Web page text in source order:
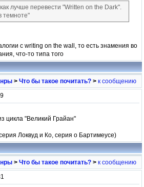
лучше перевести "Written on the Dark".
темноте"
с writing on the wall, то есть знамения во
что-то типа того
> Что бы такое почитать? > к сообщению
цикла "Великий Грайан"
Локвуд и Ко, серия о Бартимеусе)
> Что бы такое почитать? > к сообщению